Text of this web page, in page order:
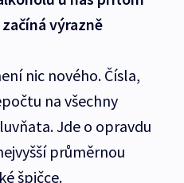
výrazně
nic nového. Čísla,
na všechny
Jde o opravdu
průměrnou
špičce.